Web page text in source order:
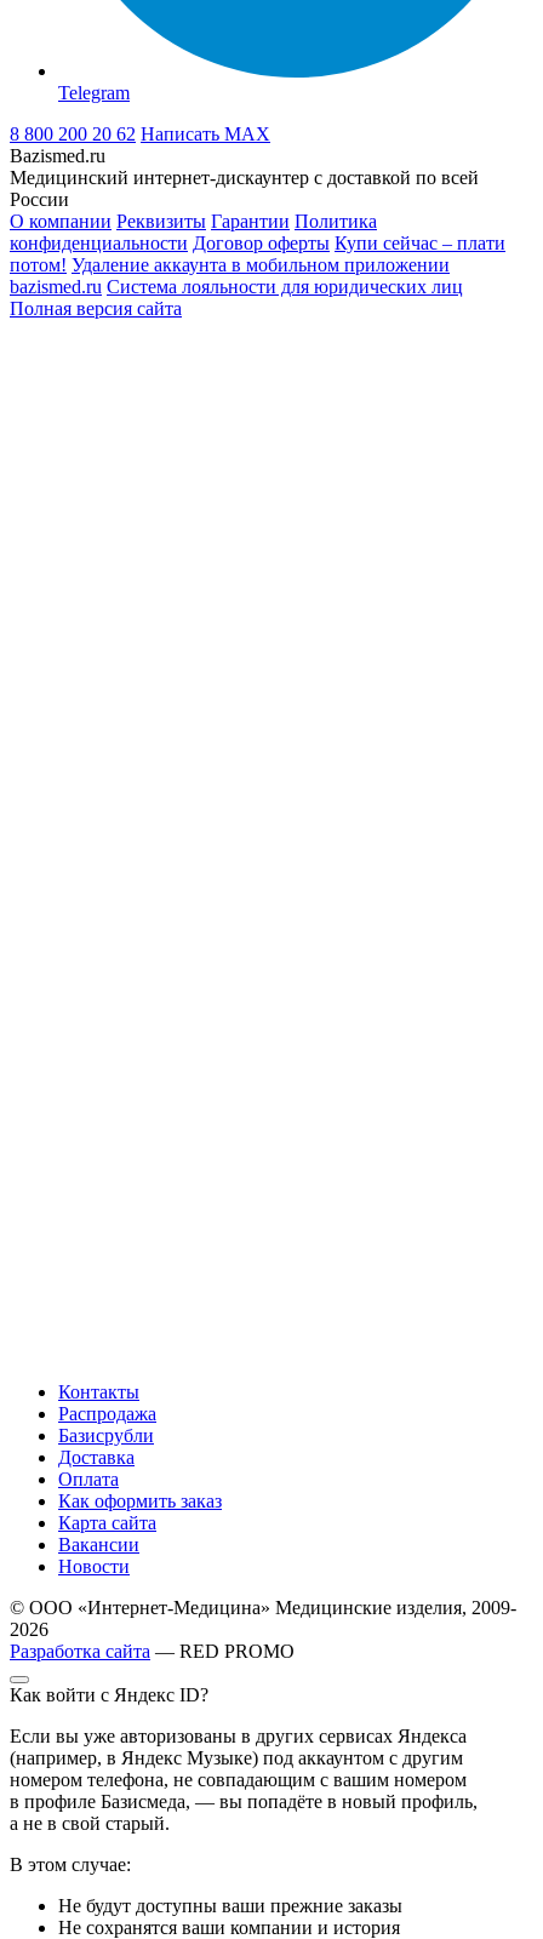
Telegram
8 800 200 20 62 Написать MAX
Bazismed.ru
Медицинский интернет-дискаунтер с доставкой по всей
России
О компании Реквизиты Гарантии Политика
конфиденциальности Договор оферты Купи сейчас – плати
потом! Удаление аккаунта в мобильном приложении
bazismed.ru Система лояльности для юридических лиц
Полная версия сайта
Контакты
Распродажа
Базисрубли
Доставка
Оплата
Как оформить заказ
Карта сайта
Вакансии
Новости
© ООО «Интернет-Медицина» Медицинские изделия, 2009-
2026
Разработка сайта — RED PROMO
Как войти с Яндекс ID?
Если вы уже авторизованы в других сервисах Яндекса
(например, в Яндекс Музыке) под аккаунтом с другим
номером телефона, не совпадающим с вашим номером
в профиле Базисмеда, — вы попадёте в новый профиль,
а не в свой старый.
В этом случае:
Не будут доступны ваши прежние заказы
Не сохранятся ваши компании и история